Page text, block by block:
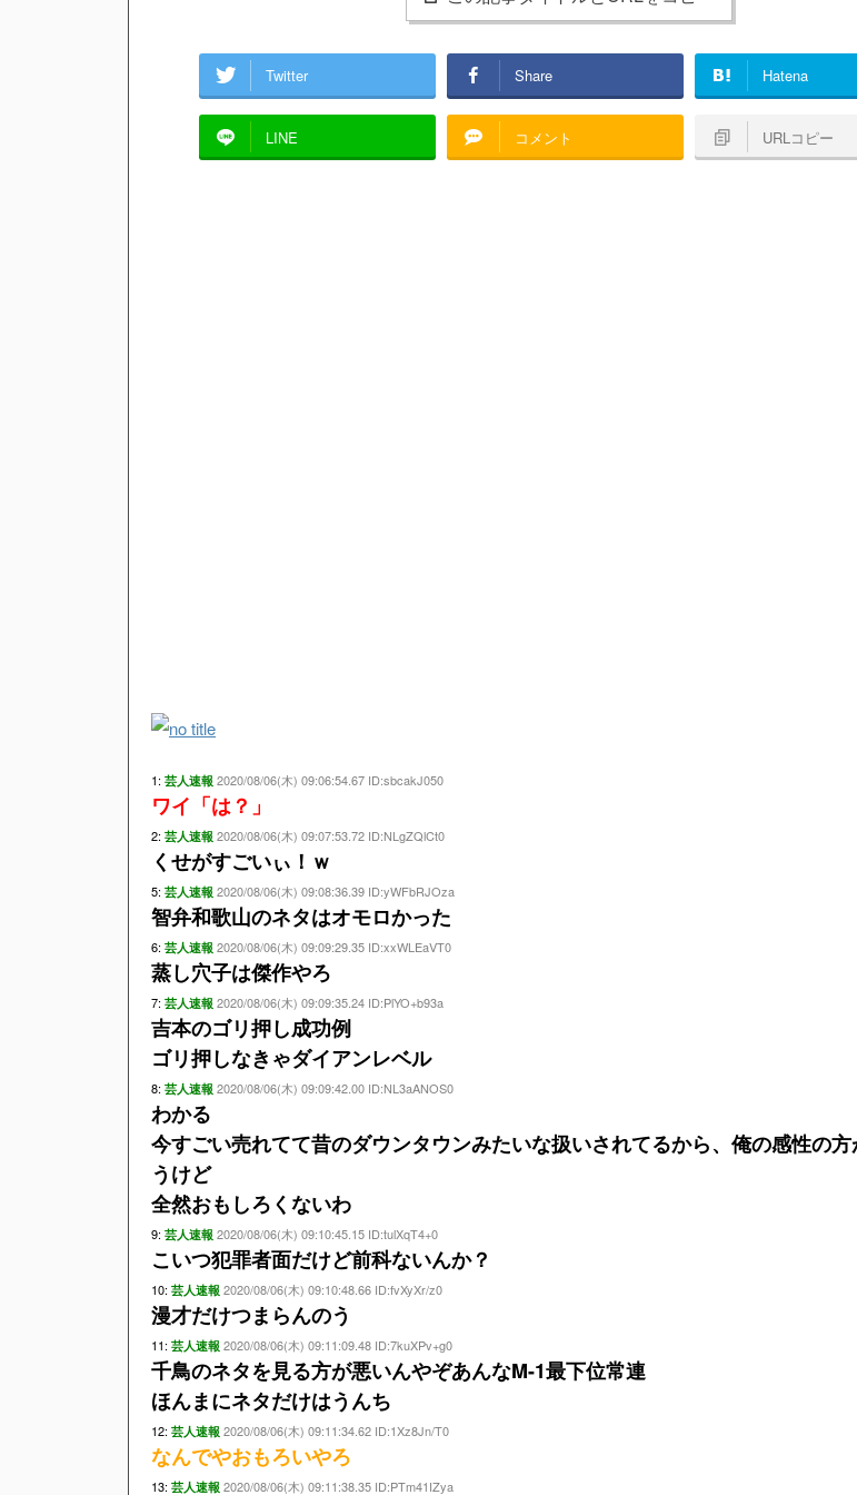
Twitter Share Hatena
LINE コメント URLコピー
1: 芸人速報 2020/08/06(木) 09:06:54.67 ID:sbcakJ050
ワイ「は？」
2: 芸人速報 2020/08/06(木) 09:07:53.72 ID:NLgZQlCt0
くせがすごいぃ！ｗ
5: 芸人速報 2020/08/06(木) 09:08:36.39 ID:yWFbRJOza
智弁和歌山のネタはオモロかった
6: 芸人速報 2020/08/06(木) 09:09:29.35 ID:xxWLEaVT0
蒸し穴子は傑作やろ
7: 芸人速報 2020/08/06(木) 09:09:35.24 ID:PlYO+b93a
吉本のゴリ押し成功例
ゴリ押しなきゃダイアンレベル
8: 芸人速報 2020/08/06(木) 09:09:42.00 ID:NL3aANOS0
わかる
今すごい売れてて昔のダウンタウンみたいな扱いされてるから、俺の感性の
うけど
全然おもしろくないわ
9: 芸人速報 2020/08/06(木) 09:10:45.15 ID:tulXqT4+0
こいつ犯罪者面だけど前科ないんか？
10: 芸人速報 2020/08/06(木) 09:10:48.66 ID:fvXyXr/z0
漫才だけつまらんのう
11: 芸人速報 2020/08/06(木) 09:11:09.48 ID:7kuXPv+g0
千鳥のネタを見る方が悪いんやぞあんなM-1最下位常連
ほんまにネタだけはうんち
12: 芸人速報 2020/08/06(木) 09:11:34.62 ID:1Xz8Jn/T0
なんでやおもろいやろ
13: 芸人速報 2020/08/06(木) 09:11:38.35 ID:PTm41IZya